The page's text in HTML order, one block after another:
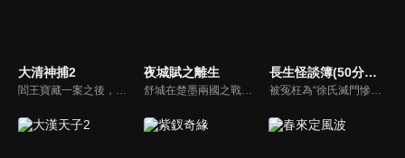
大清神捕2
閻王寶藏一案之後，梅雨墨繼承帝位，白雪晴逃離了京城。幾年過去，陽城爆發瘟疫，蔓延至京城，梅雨墨帶上佟安出宮微服私訪，二人身陷黑店之際，被一日本女孩晴明所救。另一邊，白雪晴同秦三川進京調查瘟疫的原因。機緣巧合之下，白雪晴與梅雨墨匆匆相遇...
夜城賦之離生
舒城在楚墨兩國之戰中落敗，並成為了墨國五皇女莫茴的魂器。失去自我意識的舒城跟隨姐姐莫茹回到墨國，面對失而復得的妹妹，莫茹欣喜又憂慮。為了保護親人和國家她棄醫從戎，甚至為了保護莫茴不惜被砍掉一條手臂，然而這一切都阻擋不了局勢的動盪不安...
長生怪談簿(50分鐘版)
被冤枉為“徐氏滅門慘案”兇手的主人公在多年後深陷倖存者的複仇圈套，成功說服其共同對抗真兇，並找出真相的故事。整個故事發生在一個荒山客棧，眾人鬥智斗勇，一步步揭開每個人的秘密，還原案件本來面目。